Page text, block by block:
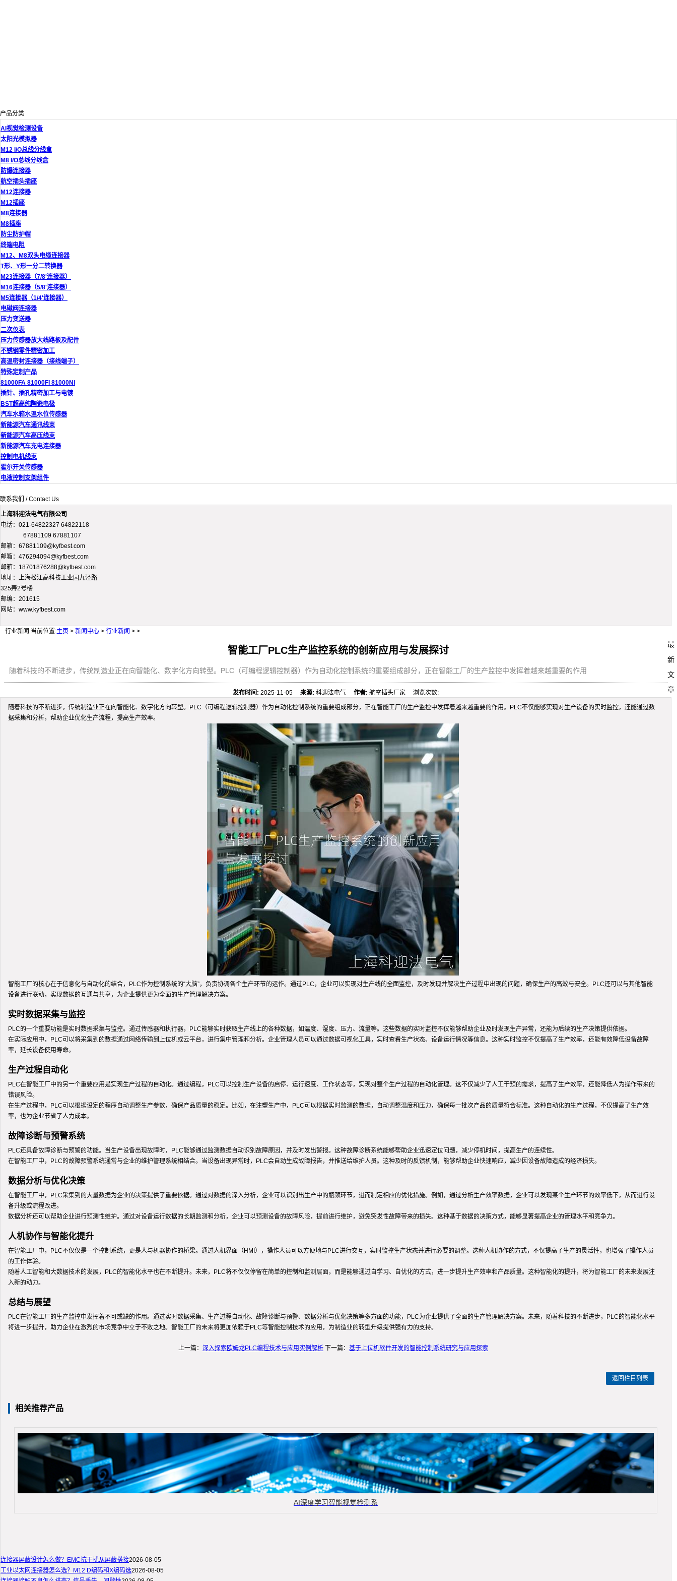
产品分类
AI视觉检测设备
太阳光模拟器
M12 I/O总线分线盒
M8 I/O总线分线盒
防爆连接器
航空插头插座
M12连接器
M12插座
M8连接器
M8插座
防尘防护帽
终端电阻
M12、M8双头电缆连接器
T形、Y形一分二转换器
M23连接器（7/8'连接器）
M16连接器（5/8'连接器）
M5连接器（1/4'连接器）
电磁阀连接器
压力变送器
二次仪表
压力传感器放大线路板及配件
不锈钢零件精密加工
高温密封连接器（接线端子）
特殊定制产品
81000FA 81000FI 81000NI
插针、插孔精密加工与电镀
BST超高纯陶瓷电极
汽车水箱水温水位传感器
新能源汽车通讯线束
新能源汽车高压线束
新能源汽车充电连接器
控制电机线束
霍尔开关传感器
电液控制支架组件
联系我们 / Contact Us
上海科迎法电气有限公司
电话：021-64822327 64822118
67881109 67881107
邮箱：67881109@kyfbest.com
邮箱：476294094@kyfbest.com
邮箱：18701876288@kyfbest.com
地址：上海松江高科技工业园九泾路
325弄2号楼
邮编：201615
网站：www.kyfbest.com
行业新闻 当前位置:主页 > 新闻中心 > 行业新闻 > >
智能工厂PLC生产监控系统的创新应用与发展探讨
随着科技的不断进步，传统制造业正在向智能化、数字化方向转型。PLC（可编程逻辑控制器）作为自动化控制系统的重要组成部分，正在智能工厂的生产监控中发挥着越来越重要的作用
发布时间: 2025-11-05来源: 科迎法电气作者: 航空插头厂家 浏览次数:
随着科技的不断进步，传统制造业正在向智能化、数字化方向转型。PLC（可编程逻辑控制器）作为自动化控制系统的重要组成部分，正在智能工厂的生产监控中发挥着越来越重要的作用。PLC不仅能够实现对生产设备的实时监控，还能通过数
据采集和分析，帮助企业优化生产流程，提高生产效率。
智能工厂的核心在于信息化与自动化的结合，PLC作为控制系统的“大脑”，负责协调各个生产环节的运作。通过PLC，企业可以实现对生产线的全面监控，及时发现并解决生产过程中出现的问题，确保生产的高效与安全。PLC还可以与其他智能
设备进行联动，实现数据的互通与共享，为企业提供更为全面的生产管理解决方案。
实时数据采集与监控
PLC的一个重要功能是实时数据采集与监控。通过传感器和执行器，PLC能够实时获取生产线上的各种数据，如温度、湿度、压力、流量等。这些数据的实时监控不仅能够帮助企业及时发现生产异常，还能为后续的生产决策提供依据。
在实际应用中，PLC可以将采集到的数据通过网络传输到上位机或云平台，进行集中管理和分析。企业管理人员可以通过数据可视化工具，实时查看生产状态、设备运行情况等信息。这种实时监控不仅提高了生产效率，还能有效降低设备故障
率，延长设备使用寿命。
生产过程自动化
PLC在智能工厂中的另一个重要应用是实现生产过程的自动化。通过编程，PLC可以控制生产设备的启停、运行速度、工作状态等，实现对整个生产过程的自动化管理。这不仅减少了人工干预的需求，提高了生产效率，还能降低人为操作带来的
错误风险。
在生产过程中，PLC可以根据设定的程序自动调整生产参数，确保产品质量的稳定。比如，在注塑生产中，PLC可以根据实时监测的数据，自动调整温度和压力，确保每一批次产品的质量符合标准。这种自动化的生产过程，不仅提高了生产效
率，也为企业节省了人力成本。
故障诊断与预警系统
PLC还具备故障诊断与预警的功能。当生产设备出现故障时，PLC能够通过监测数据自动识别故障原因，并及时发出警报。这种故障诊断系统能够帮助企业迅速定位问题，减少停机时间，提高生产的连续性。
在智能工厂中，PLC的故障预警系统通常与企业的维护管理系统相结合。当设备出现异常时，PLC会自动生成故障报告，并推送给维护人员。这种及时的反馈机制，能够帮助企业快速响应，减少因设备故障造成的经济损失。
数据分析与优化决策
在智能工厂中，PLC采集到的大量数据为企业的决策提供了重要依据。通过对数据的深入分析，企业可以识别出生产中的瓶颈环节，进而制定相应的优化措施。例如，通过分析生产效率数据，企业可以发现某个生产环节的效率低下，从而进行设
备升级或流程改进。
数据分析还可以帮助企业进行预测性维护。通过对设备运行数据的长期监测和分析，企业可以预测设备的故障风险，提前进行维护，避免突发性故障带来的损失。这种基于数据的决策方式，能够显著提高企业的管理水平和竞争力。
人机协作与智能化提升
在智能工厂中，PLC不仅仅是一个控制系统，更是人与机器协作的桥梁。通过人机界面（HMI），操作人员可以方便地与PLC进行交互，实时监控生产状态并进行必要的调整。这种人机协作的方式，不仅提高了生产的灵活性，也增强了操作人员
的工作体验。
随着人工智能和大数据技术的发展，PLC的智能化水平也在不断提升。未来，PLC将不仅仅停留在简单的控制和监测层面，而是能够通过自学习、自优化的方式，进一步提升生产效率和产品质量。这种智能化的提升，将为智能工厂的未来发展注
入新的动力。
总结与展望
PLC在智能工厂的生产监控中发挥着不可或缺的作用。通过实时数据采集、生产过程自动化、故障诊断与预警、数据分析与优化决策等多方面的功能，PLC为企业提供了全面的生产管理解决方案。未来，随着科技的不断进步，PLC的智能化水平
将进一步提升，助力企业在激烈的市场竞争中立于不败之地。智能工厂的未来将更加依赖于PLC等智能控制技术的应用，为制造业的转型升级提供强有力的支持。
上一篇： 深入探索欧姆龙PLC编程技术与应用实例解析下一篇： 基于上位机软件开发的智能控制系统研究与应用探索
返回栏目列表
相关推荐产品
AI深度学习智能视觉检测系
最
新
文
章
连接器屏蔽设计怎么做？EMC抗干扰从屏蔽搭接2026-08-05
工业以太网连接器怎么选？M12 D编码和X编码选2026-08-05